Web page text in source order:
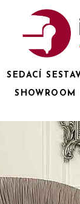
SEDACÍ
SHOWROOM